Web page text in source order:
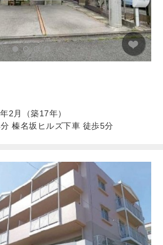
2月（築17年）
榛名坂ヒルズ下車 徒歩5分